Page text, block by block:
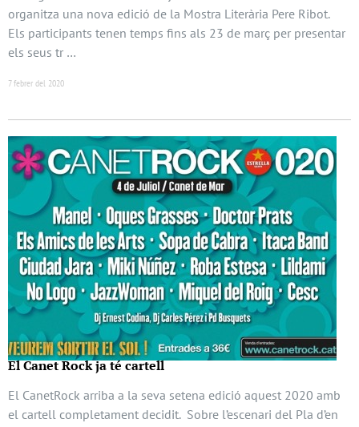
organitza una nova edició de la Mostra Literària Pere Ribot.
Els participants tenen temps fins als 23 de març per presentar
els seus tr …
7 febrer del 2020
El Canet Rock ja té cartell
El CanetRock arriba a la seva setena edició aquest 2020 amb
el cartell completament decidit. Sobre l’escenari del Pla d’en